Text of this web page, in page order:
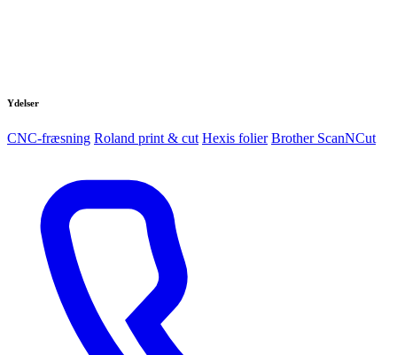
Ydelser
CNC-fræsning Roland print & cut Hexis folier Brother ScanNCut